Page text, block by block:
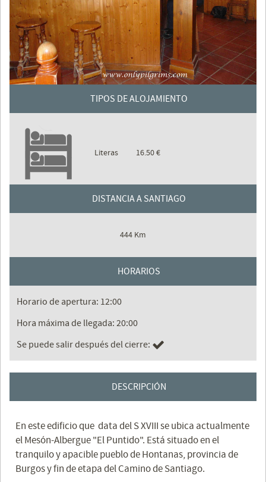
TIPOS DE ALOJAMIENTO
Literas 16.50 €
DISTANCIA A SANTIAGO
444 Km
HORARIOS
Horario de apertura: 12:00
Hora máxima de llegada: 20:00
Se puede salir después del cierre:
DESCRIPCIÓN
En este edificio que data del S XVIII se ubica actualmente
el Mesón-Albergue "El Puntido". Está situado en el
tranquilo y apacible pueblo de Hontanas, provincia de
Burgos y fin de etapa del Camino de Santiago.